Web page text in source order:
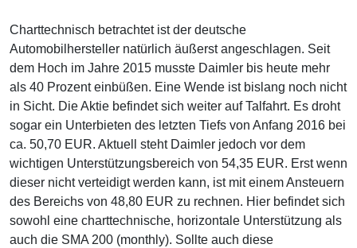
Charttechnisch betrachtet ist der deutsche
Automobilhersteller natürlich äußerst angeschlagen. Seit
dem Hoch im Jahre 2015 musste Daimler bis heute mehr
als 40 Prozent einbüßen. Eine Wende ist bislang noch nicht
in Sicht. Die Aktie befindet sich weiter auf Talfahrt. Es droht
sogar ein Unterbieten des letzten Tiefs von Anfang 2016 bei
ca. 50,70 EUR. Aktuell steht Daimler jedoch vor dem
wichtigen Unterstützungsbereich von 54,35 EUR. Erst wenn
dieser nicht verteidigt werden kann, ist mit einem Ansteuern
des Bereichs von 48,80 EUR zu rechnen. Hier befindet sich
sowohl eine charttechnische, horizontale Unterstützung als
auch die SMA 200 (monthly). Sollte auch diese